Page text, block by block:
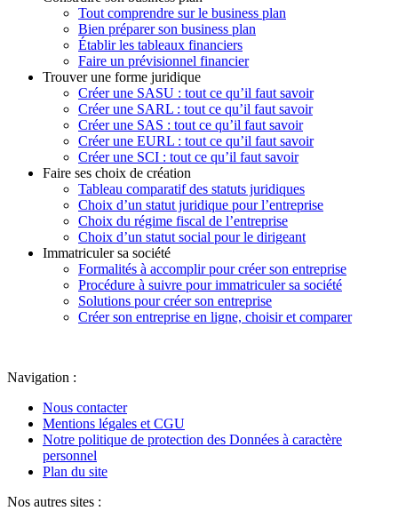
Tout comprendre sur le business plan
Bien préparer son business plan
Établir les tableaux financiers
Faire un prévisionnel financier
Trouver une forme juridique
Créer une SASU : tout ce qu’il faut savoir
Créer une SARL : tout ce qu’il faut savoir
Créer une SAS : tout ce qu’il faut savoir
Créer une EURL : tout ce qu’il faut savoir
Créer une SCI : tout ce qu’il faut savoir
Faire ses choix de création
Tableau comparatif des statuts juridiques
Choix d’un statut juridique pour l’entreprise
Choix du régime fiscal de l’entreprise
Choix d’un statut social pour le dirigeant
Immatriculer sa société
Formalités à accomplir pour créer son entreprise
Procédure à suivre pour immatriculer sa société
Solutions pour créer son entreprise
Créer son entreprise en ligne, choisir et comparer
Navigation :
Nous contacter
Mentions légales et CGU
Notre politique de protection des Données à caractère
personnel
Plan du site
Nos autres sites :